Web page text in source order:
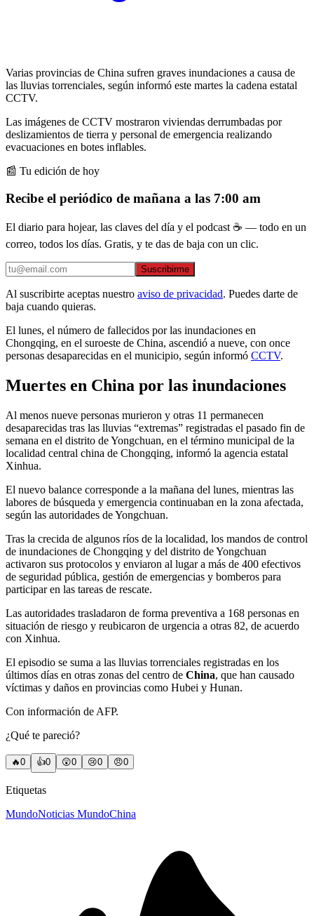
Varias provincias de China sufren graves inundaciones a causa de
las lluvias torrenciales, según informó este martes la cadena estatal
CCTV.
Las imágenes de CCTV mostraron viviendas derrumbadas por
deslizamientos de tierra y personal de emergencia realizando
evacuaciones en botes inflables.
📰 Tu edición de hoy
Recibe el periódico de mañana a las 7:00 am
El diario para hojear, las claves del día y el podcast ☕ — todo en un
correo, todos los días. Gratis, y te das de baja con un clic.
Suscribirme
Al suscribirte aceptas nuestro aviso de privacidad. Puedes darte de
baja cuando quieras.
El lunes, el número de fallecidos por las inundaciones en
Chongqing, en el suroeste de China, ascendió a nueve, con once
personas desaparecidas en el municipio, según informó CCTV.
Muertes en China por las inundaciones
Al menos nueve personas murieron y otras 11 permanecen
desaparecidas tras las lluvias “extremas” registradas el pasado fin de
semana en el distrito de Yongchuan, en el término municipal de la
localidad central china de Chongqing, informó la agencia estatal
Xinhua.
El nuevo balance corresponde a la mañana del lunes, mientras las
labores de búsqueda y emergencia continuaban en la zona afectada,
según las autoridades de Yongchuan.
Tras la crecida de algunos ríos de la localidad, los mandos de control
de inundaciones de Chongqing y del distrito de Yongchuan
activaron sus protocolos y enviaron al lugar a más de 400 efectivos
de seguridad pública, gestión de emergencias y bomberos para
participar en las tareas de rescate.
Las autoridades trasladaron de forma preventiva a 168 personas en
situación de riesgo y reubicaron de urgencia a otras 82, de acuerdo
con Xinhua.
El episodio se suma a las lluvias torrenciales registradas en los
últimos días en otras zonas del centro de China, que han causado
víctimas y daños en provincias como Hubei y Hunan.
Con información de AFP.
¿Qué te pareció?
🔥0 👍0 😲0 😢0 😠0
Etiquetas
MundoNoticias MundoChina